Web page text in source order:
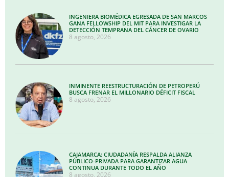
INGENIERA BIOMÉDICA EGRESADA DE SAN MARCOS
GANA FELLOWSHIP DEL MIT PARA INVESTIGAR LA
DETECCIÓN TEMPRANA DEL CÁNCER DE OVARIO
8 agosto, 2026
INMINENTE REESTRUCTURACIÓN DE PETROPERÚ
BUSCA FRENAR EL MILLONARIO DÉFICIT FISCAL
8 agosto, 2026
CAJAMARCA: CIUDADANÍA RESPALDA ALIANZA
PÚBLICO-PRIVADA PARA GARANTIZAR AGUA
CONTINUA DURANTE TODO EL AÑO
8 agosto, 2026